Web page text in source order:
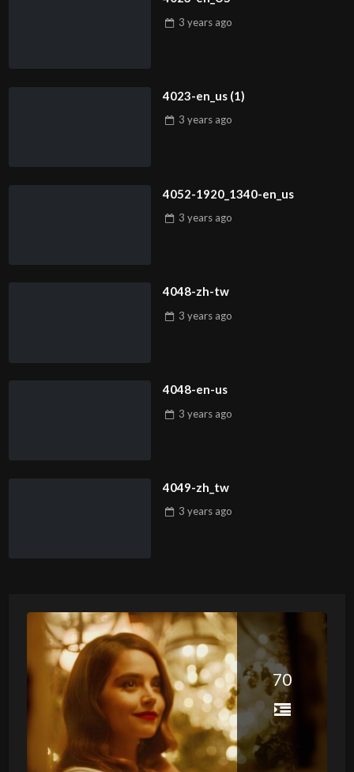
3 years ago
4023-en_us (1)
3 years ago
4052-1920_1340-en_us
3 years ago
4048-zh-tw
3 years ago
4048-en-us
3 years ago
4049-zh_tw
3 years ago
70